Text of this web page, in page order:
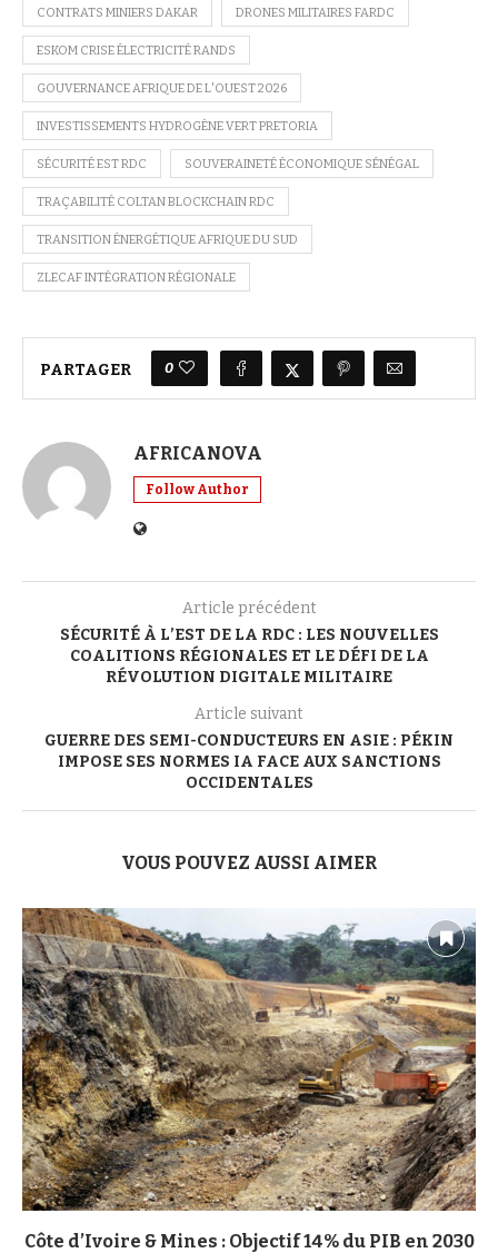
CONTRATS MINIERS DAKAR DRONES MILITAIRES FARDC
ESKOM CRISE ÉLECTRICITÉ RANDS
GOUVERNANCE AFRIQUE DE L'OUEST 2026
INVESTISSEMENTS HYDROGÈNE VERT PRETORIA
SÉCURITÉ EST RDC SOUVERAINETÉ ÉCONOMIQUE SÉNÉGAL
TRAÇABILITÉ COLTAN BLOCKCHAIN RDC
TRANSITION ÉNERGÉTIQUE AFRIQUE DU SUD
ZLECAF INTÉGRATION RÉGIONALE
PARTAGER 0
AFRICANOVA
Follow Author
Article précédent
SÉCURITÉ À L’EST DE LA RDC : LES NOUVELLES
COALITIONS RÉGIONALES ET LE DÉFI DE LA
RÉVOLUTION DIGITALE MILITAIRE
Article suivant
GUERRE DES SEMI-CONDUCTEURS EN ASIE : PÉKIN
IMPOSE SES NORMES IA FACE AUX SANCTIONS
OCCIDENTALES
VOUS POUVEZ AUSSI AIMER
Côte d’Ivoire & Mines : Objectif 14% du PIB en 2030